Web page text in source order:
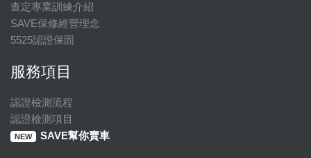
查定專業訓練介紹
SAVE保修經營理念
5525認證保固
服務項目
認證檢測流程
認證檢測項目
NEW SAVE幫你賣車